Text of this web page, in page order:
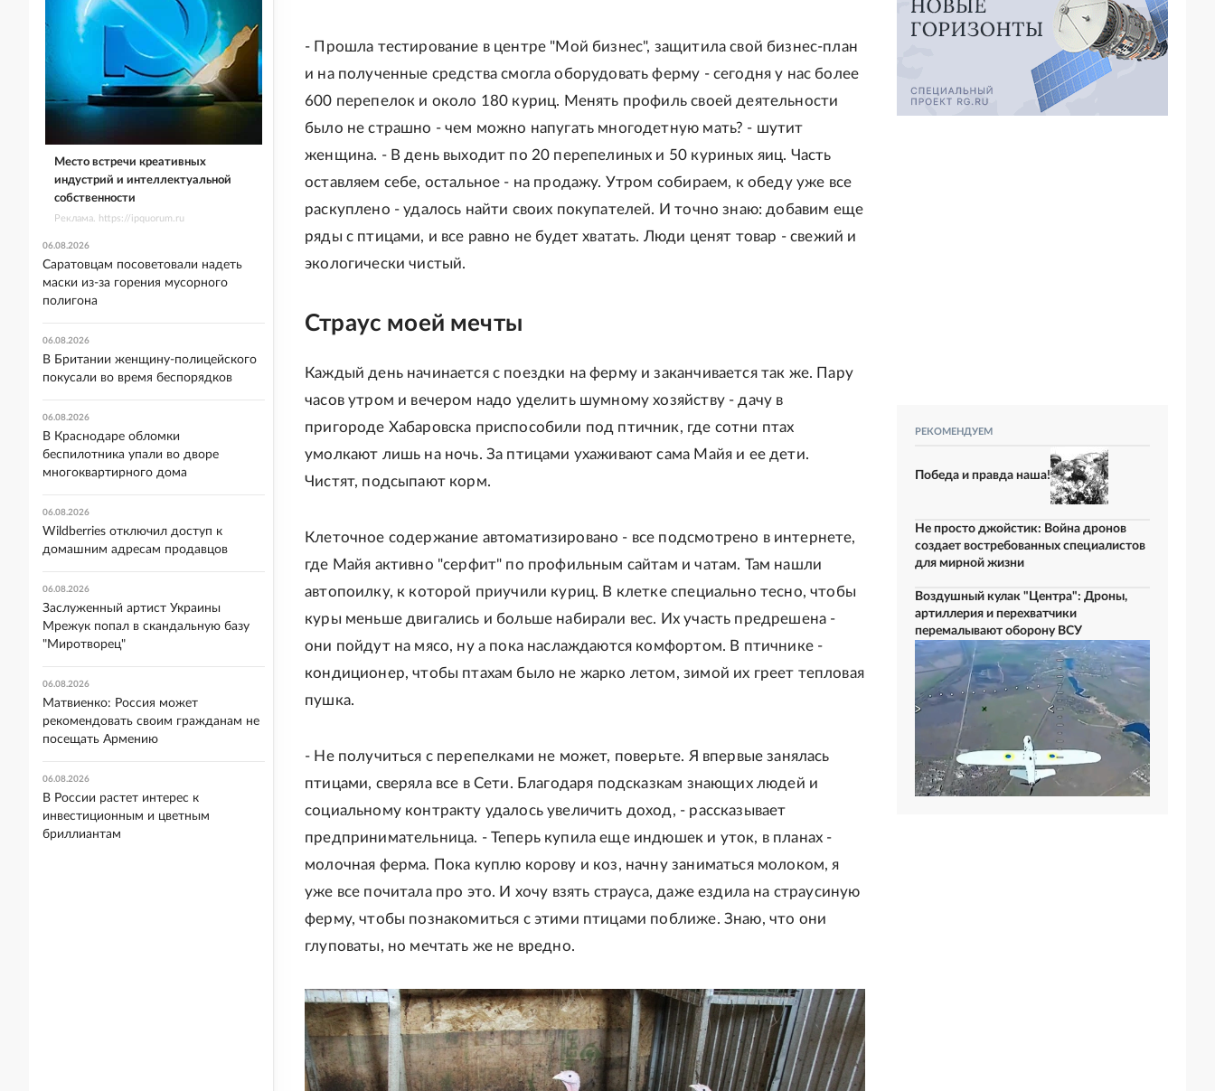
- Прошла тестирование в центре "Мой бизнес", защитила свой бизнес-план
и на полученные средства смогла оборудовать ферму - сегодня у нас более
600 перепелок и около 180 куриц. Менять профиль своей деятельности
было не страшно - чем можно напугать многодетную мать? - шутит
женщина. - В день выходит по 20 перепелиных и 50 куриных яиц. Часть
оставляем себе, остальное - на продажу. Утром собираем, к обеду уже все
раскуплено - удалось найти своих покупателей. И точно знаю: добавим еще
ряды с птицами, и все равно не будет хватать. Люди ценят товар - свежий и
экологически чистый.
Страус моей мечты
Каждый день начинается с поездки на ферму и заканчивается так же. Пару
часов утром и вечером надо уделить шумному хозяйству - дачу в
пригороде Хабаровска приспособили под птичник, где сотни птах
умолкают лишь на ночь. За птицами ухаживают сама Майя и ее дети.
Чистят, подсыпают корм.
Клеточное содержание автоматизировано - все подсмотрено в интернете,
где Майя активно "серфит" по профильным сайтам и чатам. Там нашли
автопоилку, к которой приучили куриц. В клетке специально тесно, чтобы
куры меньше двигались и больше набирали вес. Их участь предрешена -
они пойдут на мясо, ну а пока наслаждаются комфортом. В птичнике -
кондиционер, чтобы птахам было не жарко летом, зимой их греет тепловая
пушка.
- Не получиться с перепелками не может, поверьте. Я впервые занялась
птицами, сверяла все в Сети. Благодаря подсказкам знающих людей и
социальному контракту удалось увеличить доход, - рассказывает
предпринимательница. - Теперь купила еще индюшек и уток, в планах -
молочная ферма. Пока куплю корову и коз, начну заниматься молоком, я
уже все почитала про это. И хочу взять страуса, даже ездила на страусиную
ферму, чтобы познакомиться с этими птицами поближе. Знаю, что они
глуповаты, но мечтать же не вредно.
РЕКОМЕНДУЕМ
Победа и правда наша!
Не просто джойстик: Война дронов
создает востребованных специалистов
для мирной жизни
Воздушный кулак "Центра": Дроны,
артиллерия и перехватчики
перемалывают оборону ВСУ
Место встречи креативных
индустрий и интеллектуальной
собственности
Реклама. https://ipquorum.ru
06.08.2026
Саратовцам посоветовали надеть
маски из-за горения мусорного
полигона
06.08.2026
В Британии женщину-полицейского
покусали во время беспорядков
06.08.2026
В Краснодаре обломки
беспилотника упали во дворе
многоквартирного дома
06.08.2026
Wildberries отключил доступ к
домашним адресам продавцов
06.08.2026
Заслуженный артист Украины
Мрежук попал в скандальную базу
"Миротворец"
06.08.2026
Матвиенко: Россия может
рекомендовать своим гражданам не
посещать Армению
06.08.2026
В России растет интерес к
инвестиционным и цветным
бриллиантам